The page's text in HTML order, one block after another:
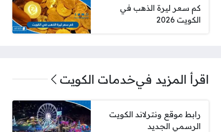
كم سعر ليرة الذهب في
الكويت 2026
اقرأ المزيد فيخدمات الكويت
رابط موقع ونترلاند الكويت
الرسمي الجديد